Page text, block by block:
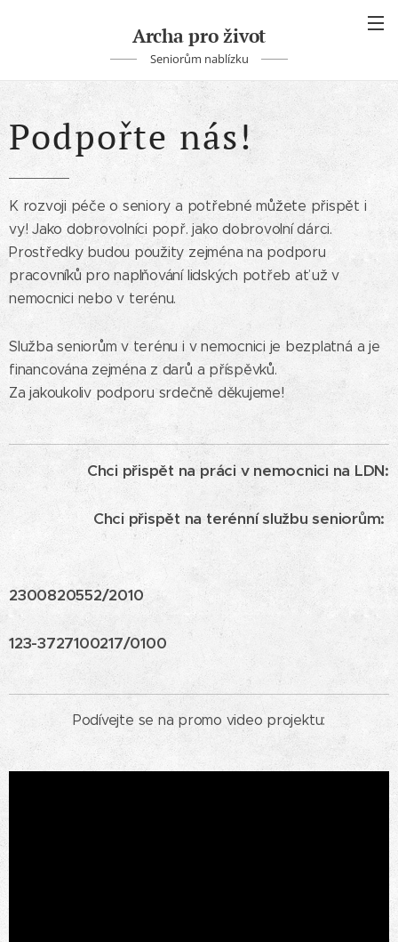
Archa pro život
Seniorům nablízku
Podpořte nás!
K rozvoji péče o seniory a potřebné můžete přispět i
vy! Jako dobrovolníci popř. jako dobrovolní dárci.
Prostředky budou použity zejména na podporu
pracovníků pro naplňování lidských potřeb ať už v
nemocnici nebo v terénu.
Služba seniorům v terénu i v nemocnici je bezplatná a je
financována zejména z darů a příspěvků.
Za jakoukoliv podporu srdečně děkujeme!
Chci přispět na práci v nemocnici na LDN:
Chci přispět na terénní službu seniorům:
2300820552/2010
123-3727100217/0100
Podívejte se na promo video projektu: